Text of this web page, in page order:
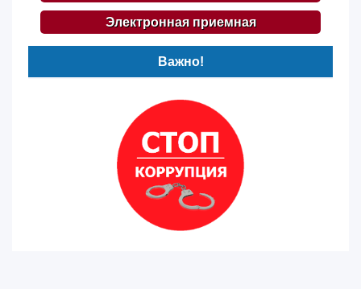
Электронная приемная
Важно!